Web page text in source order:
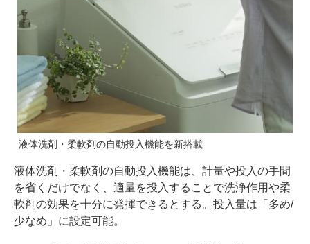
液体洗剤・柔軟剤の自動投入機能を新搭載
液体洗剤・柔軟剤の自動投入機能は、計量や投入の手間
を省くだけでなく、適量を投入することで洗浄作用や柔
軟剤の効果を十分に発揮できるとする。投入量は「多め/
少なめ」に設定可能。